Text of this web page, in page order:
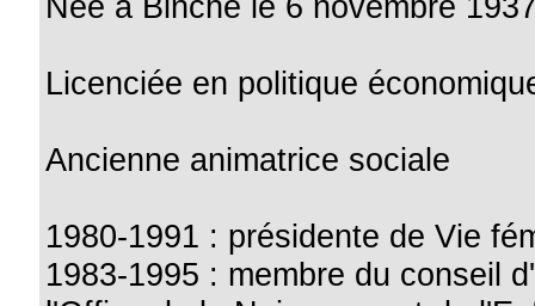
Licenciée en politique
Ancienne animatrice sociale
1980-1991 : présidente de Vie
1983-1995 : membre du conseil